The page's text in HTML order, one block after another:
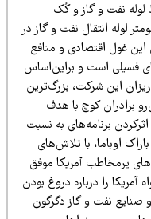
نفت و گاز و کُک
هزار کیلومتر لوله انتقال نفت و گاز در
اقتصادی و منافع
است و براین‌اساس
این شرکت، بزرگ‌ترین
کوچ با هدف
برنامه‌های به نسبت
با تلاش‌های
آمریکا موفق
را درباره دروغ بودن
نفت و گاز دگرگون